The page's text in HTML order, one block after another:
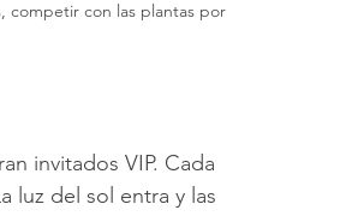
competir con las plantas por
invitados VIP. Cada
luz del sol entra y las